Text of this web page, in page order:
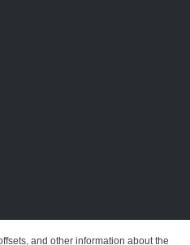
and other information about the